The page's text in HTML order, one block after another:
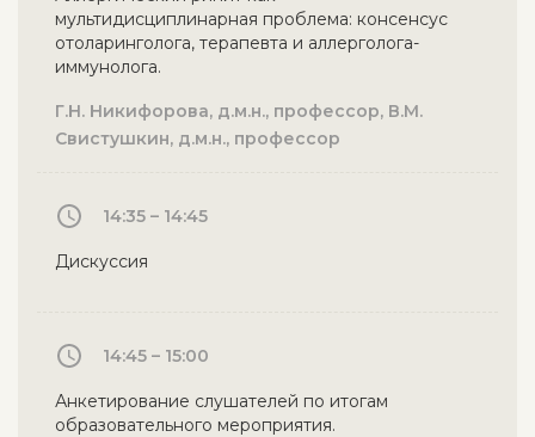
мультидисциплинарная проблема: консенсус
отоларинголога, терапевта и аллерголога-
иммунолога.
Г.Н. Никифорова, д.м.н., профессор, В.М.
Свистушкин, д.м.н., профессор
14:35 – 14:45
Дискуссия
14:45 – 15:00
Анкетирование слушателей по итогам
образовательного мероприятия.